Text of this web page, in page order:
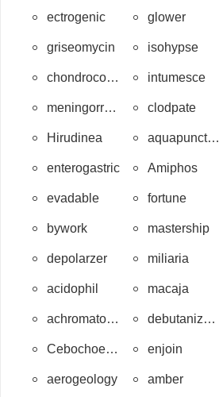
ectrogenic glower
griseomycin isohypse
chondroconia intumesce
meningorrhea clodpate
Hirudinea aquapuncture
enterogastric Amiphos
evadable fortune
bywork mastership
depolarzer miliaria
acidophil macaja
achromatophilic debutanization
Cebochoeridae enjoin
aerogeology amber